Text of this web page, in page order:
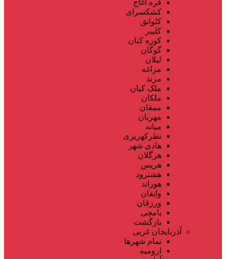
قره آغاج
کشکسرای
کلوانق
کلیبر
کوزه کنان
گوگان
لیلان
مراغه
مرند
ملک کیان
ملکان
ممقان
مهربان
میانه
نظرکهریزی
هادی شهر
هرگلان
هریس
هشترود
هوراند
وایقان
ورزقان
یامچی
بازگشت
آذربایجان غربی
تمام شهر‌ها
ارومیه